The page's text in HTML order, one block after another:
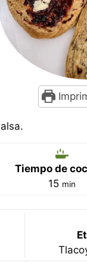
Tiempo de
15 min